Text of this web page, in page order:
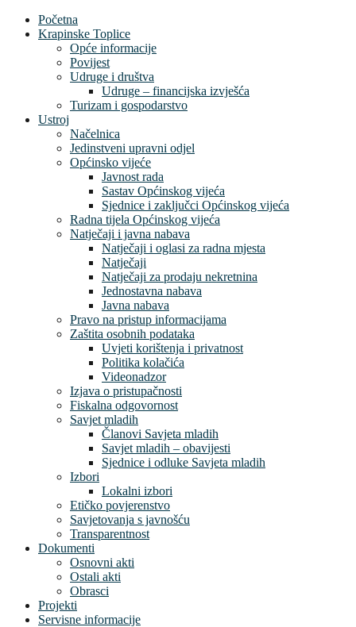
Početna
Krapinske Toplice
Opće informacije
Povijest
Udruge i društva
Udruge – financijska izvješća
Turizam i gospodarstvo
Ustroj
Načelnica
Jedinstveni upravni odjel
Općinsko vijeće
Javnost rada
Sastav Općinskog vijeća
Sjednice i zaključci Općinskog vijeća
Radna tijela Općinskog vijeća
Natječaji i javna nabava
Natječaji i oglasi za radna mjesta
Natječaji
Natječaji za prodaju nekretnina
Jednostavna nabava
Javna nabava
Pravo na pristup informacijama
Zaštita osobnih podataka
Uvjeti korištenja i privatnost
Politika kolačića
Videonadzor
Izjava o pristupačnosti
Fiskalna odgovornost
Savjet mladih
Članovi Savjeta mladih
Savjet mladih – obavijesti
Sjednice i odluke Savjeta mladih
Izbori
Lokalni izbori
Etičko povjerenstvo
Savjetovanja s javnošću
Transparentnost
Dokumenti
Osnovni akti
Ostali akti
Obrasci
Projekti
Servisne informacije